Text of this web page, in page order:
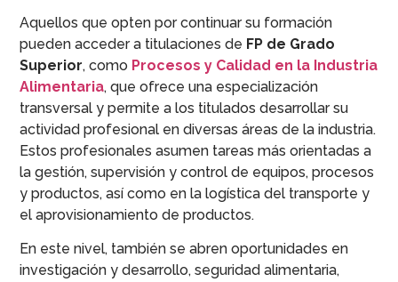
Aquellos que opten por continuar su formación
pueden acceder a titulaciones de FP de Grado
Superior, como Procesos y Calidad en la Industria
Alimentaria, que ofrece una especialización
transversal y permite a los titulados desarrollar su
actividad profesional en diversas áreas de la industria.
Estos profesionales asumen tareas más orientadas a
la gestión, supervisión y control de equipos, procesos
y productos, así como en la logística del transporte y
el aprovisionamiento de productos.
En este nivel, también se abren oportunidades en
investigación y desarrollo, seguridad alimentaria,